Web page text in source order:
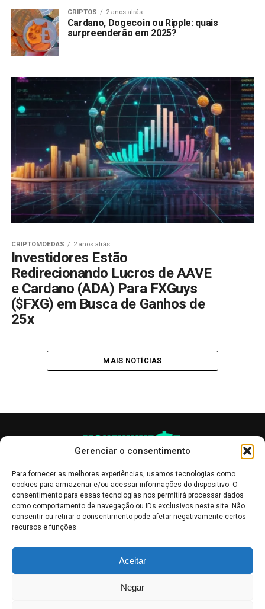
Gerenciar o consentimento
Para fornecer as melhores experiências, usamos tecnologias como
cookies para armazenar e/ou acessar informações do dispositivo. O
consentimento para essas tecnologias nos permitirá processar dados
como comportamento de navegação ou IDs exclusivos neste site. Não
consentir ou retirar o consentimento pode afetar negativamente certos
recursos e funções.
Aceitar
Negar
CRIPTOS 2 anos atrás
Cardano, Dogecoin ou Ripple: quais
surpreenderão em 2025?
CRIPTOMOEDAS 2 anos atrás
Investidores Estão
Redirecionando Lucros de AAVE
e Cardano (ADA) Para FXGuys
($FXG) em Busca de Ganhos de
25x
MAIS NOTÍCIAS
informativo, servindo como boletins de divulgação, e não devem ser
interpretadas como recomendações de investimento.Leia mais
Bolsa de Valores